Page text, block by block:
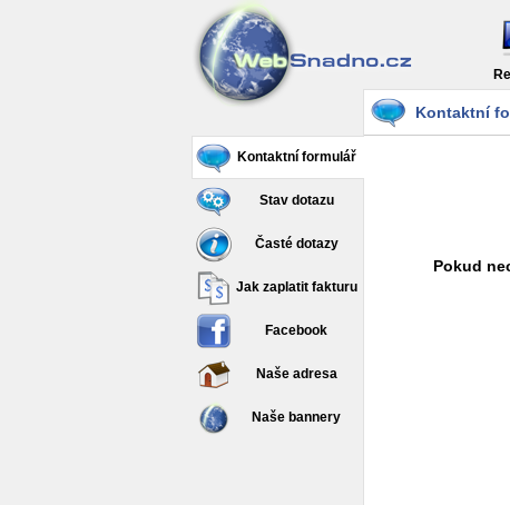
Kontaktní formulář
Stav dotazu
Časté dotazy
Jak zaplatit fakturu
Facebook
Naše adresa
Naše bannery
Kontaktní
Pokud